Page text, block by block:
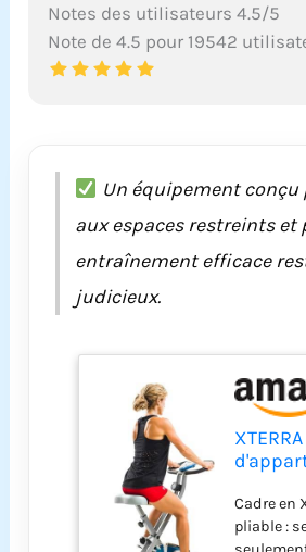
Notes des utilisateurs 4.5/5
Note de 4.5 pour 19542
Un équipement conçu
aux espaces restreints
entraînement efficace
judicieux.
fitness,
de
Cadre en
pliable :